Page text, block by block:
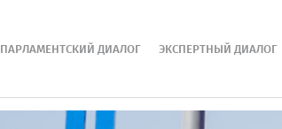
ПАРЛАМЕНТСКИЙ ДИАЛОГ ЭКСПЕРТНЫЙ ДИАЛОГ